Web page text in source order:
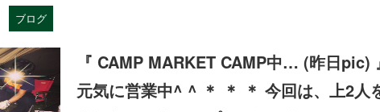
ブログ
『 CAMP MARKET CAMP中… (昨日pic)
元気に営業中^ ^ ＊ ＊ ＊ 今回は、上2人